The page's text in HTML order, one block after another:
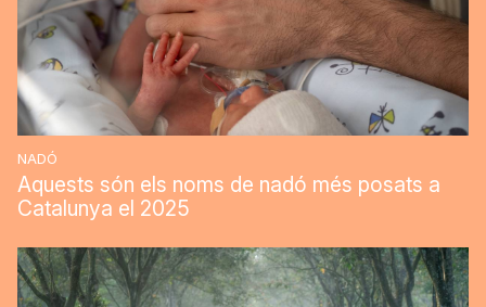
NADÓ
Aquests són els noms de nadó més posats a
Catalunya el 2025